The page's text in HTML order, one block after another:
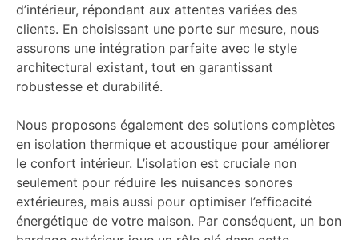
d’intérieur, répondant aux attentes variées des
clients. En choisissant une porte sur mesure, nous
assurons une intégration parfaite avec le style
architectural existant, tout en garantissant
robustesse et durabilité.
Nous proposons également des solutions complètes
en isolation thermique et acoustique pour améliorer
le confort intérieur. L’isolation est cruciale non
seulement pour réduire les nuisances sonores
extérieures, mais aussi pour optimiser l’efficacité
énergétique de votre maison. Par conséquent, un bon